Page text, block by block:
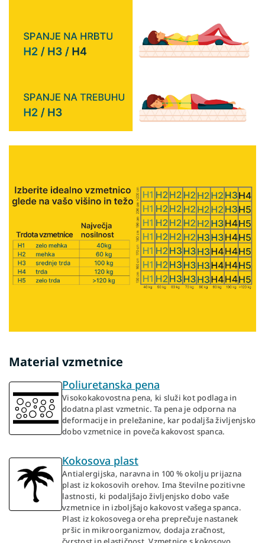
Material vzmetnice
Poliuretanska pena
Visokokakovostna pena, ki služi kot podlaga in
dodatna plast vzmetnic. Ta pena je odporna na
deformacije in preležanine, kar podaljša življenjsko
dobo vzmetnice in poveča kakovost spanca.
Kokosova plast
Antialergijska, naravna in 100 % okolju prijazna
plast iz kokosovih orehov. Ima številne pozitivne
lastnosti, ki podaljšajo življenjsko dobo vaše
vzmetnice in izboljšajo kakovost vašega spanca.
Plast iz kokosovega oreha preprečuje nastanek
pršic in mikroorganizmov, dodaja zračnost,